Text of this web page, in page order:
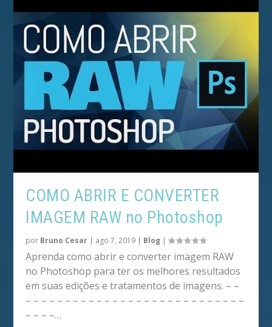
COMO ABRIR E CONVERTER
IMAGEM RAW no Photoshop
por Bruno Cesar | ago 7, 2019 | Blog |
Aprenda como abrir e converter imagem RAW
no Photoshop para ter os melhores resultados
em suas edições e tratamentos de imagens. – –
– – – – – – – – – – – – – – – – – – – – – – – – – – – –
– – – –…